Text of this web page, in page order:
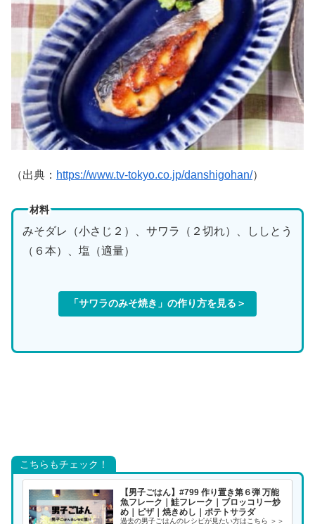
（出典： https://www.tv-tokyo.co.jp/danshigohan/）
材料
みそダレ（小さじ２）、サワラ（２切れ）、ししとう
（６本）、塩（適量）
「サワラのみそ焼き」の作り方を見る＞
こちらもチェック！
【男子ごはん】#799 作り置き第６弾 万能
魚フレーク｜鮭フレーク｜ブロッコリー炒
め｜ピザ｜焼きめし｜ポテトサラダ
過去の男子ごはんのレシピが見たい方はこちら ＞＞